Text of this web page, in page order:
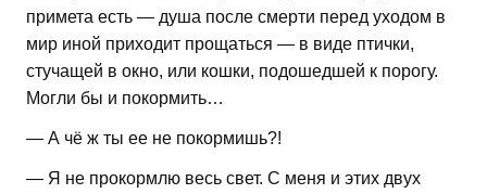
примета есть — душа после смерти перед уходом в
мир иной приходит прощаться — в виде птички,
стучащей в окно, или кошки, подошедшей к порогу.
Могли бы и покормить…
— А чё ж ты ее не покормишь?!
— Я не прокормлю весь свет. С меня и этих двух